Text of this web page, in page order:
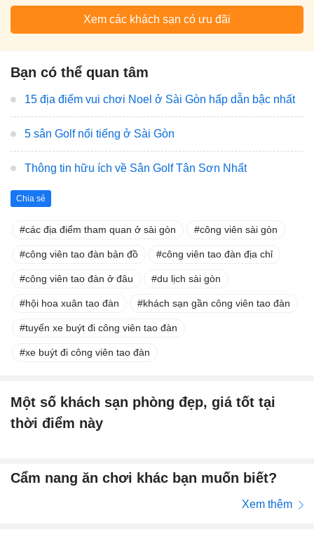
Xem các khách sạn có ưu đãi
Bạn có thể quan tâm
15 địa điểm vui chơi Noel ở Sài Gòn hấp dẫn bậc nhất
5 sân Golf nổi tiếng ở Sài Gòn
Thông tin hữu ích về Sân Golf Tân Sơn Nhất
Chia sẻ
các địa điểm tham quan ở sài gòn công viên sài gòn
công viên tao đàn bản đồ công viên tao đàn địa chỉ
công viên tao đàn ở đâu du lịch sài gòn
hội hoa xuân tao đàn khách sạn gần công viên tao đàn
tuyến xe buýt đi công viên tao đàn
xe buýt đi công viên tao đàn
Một số khách sạn phòng đẹp, giá tốt tại
thời điểm này
Cẩm nang ăn chơi khác bạn muốn biết?
Xem thêm